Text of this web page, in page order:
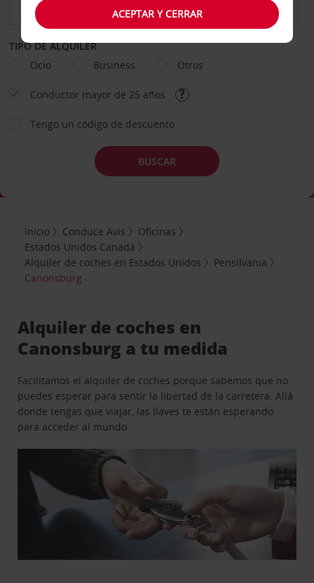
TIPO DE ALQUILER
Ocio
Business Otros
Conductor mayor de 25 años
Tengo un código de descuento
BUSCAR
Inicio Conduce Avis
Oficinas
Estados Unidos Canadá
Alquiler de coches en Estados Unidos
Pensilvania
Canonsburg
Alquiler de coches en
Canonsburg a tu medida
Facilitamos el alquiler de coches porque sabemos que no
puedes esperar para sentir la libertad de la carretera. Allá
donde tengas que viajar, las llaves te están esperando
para acceder al mundo.
ACEPTAR Y CERRAR